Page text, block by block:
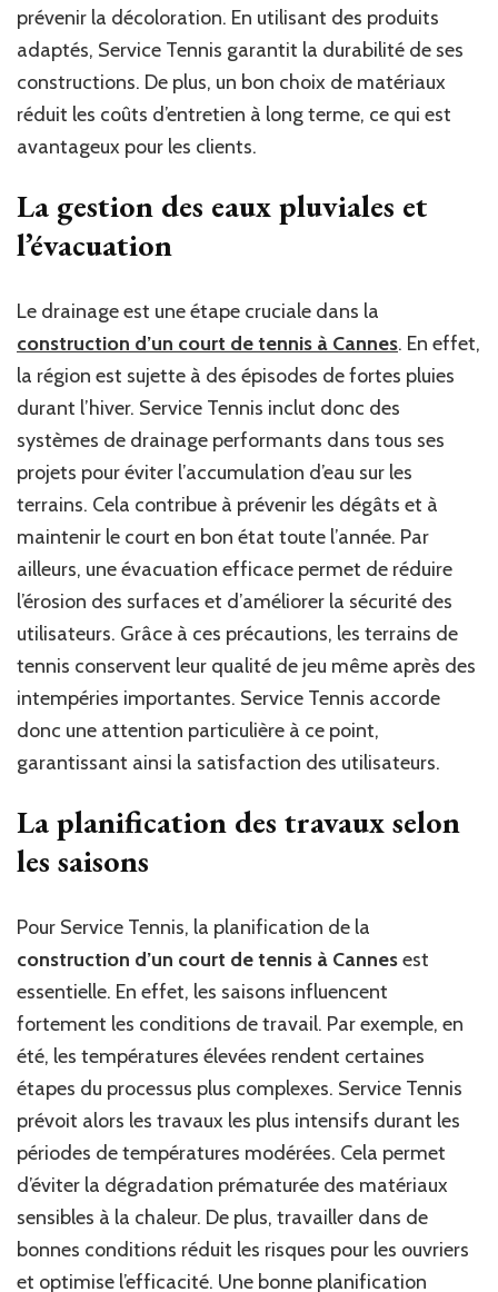
prévenir la décoloration. En utilisant des produits
adaptés, Service Tennis garantit la durabilité de ses
constructions. De plus, un bon choix de matériaux
réduit les coûts d’entretien à long terme, ce qui est
avantageux pour les clients.
La gestion des eaux pluviales et
l’évacuation
Le drainage est une étape cruciale dans la
construction d’un court de tennis à Cannes. En effet,
la région est sujette à des épisodes de fortes pluies
durant l’hiver. Service Tennis inclut donc des
systèmes de drainage performants dans tous ses
projets pour éviter l’accumulation d’eau sur les
terrains. Cela contribue à prévenir les dégâts et à
maintenir le court en bon état toute l’année. Par
ailleurs, une évacuation efficace permet de réduire
l’érosion des surfaces et d’améliorer la sécurité des
utilisateurs. Grâce à ces précautions, les terrains de
tennis conservent leur qualité de jeu même après des
intempéries importantes. Service Tennis accorde
donc une attention particulière à ce point,
garantissant ainsi la satisfaction des utilisateurs.
La planification des travaux selon
les saisons
Pour Service Tennis, la planification de la
construction d’un court de tennis à Cannesest
essentielle. En effet, les saisons influencent
fortement les conditions de travail. Par exemple, en
été, les températures élevées rendent certaines
étapes du processus plus complexes. Service Tennis
prévoit alors les travaux les plus intensifs durant les
périodes de températures modérées. Cela permet
d’éviter la dégradation prématurée des matériaux
sensibles à la chaleur. De plus, travailler dans de
bonnes conditions réduit les risques pour les ouvriers
et optimise l’efficacité. Une bonne planification